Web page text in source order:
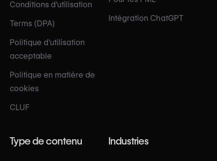
Conditions d'utilisation
Terms (DPA)
Politique d'utilisation
acceptable
Politique en matière de
cookies
CLUF
Intégration ChatGPT
Type de contenu Industries